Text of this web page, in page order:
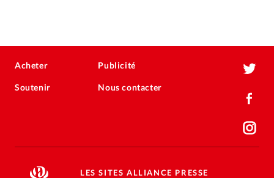
Acheter
Soutenir
Publicité
Nous contacter
LES SITES ALLIANCE PRESSE